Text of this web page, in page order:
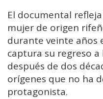
El documental
mujer de origen
durante veinte años
captura su regreso
después de dos
orígenes que no ha
protagonista.